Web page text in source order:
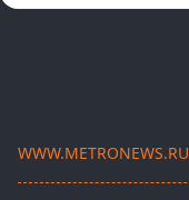
WWW.METRONEWS.RU